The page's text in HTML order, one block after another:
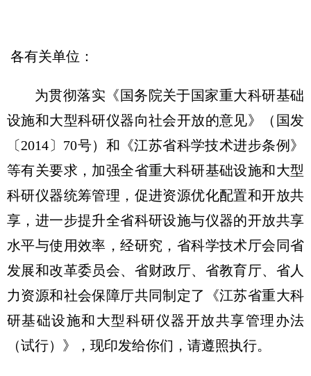
各有关单位：
为贯彻落实《国务院关于国家重大科研基础
设施和大型科研仪器向社会开放的意见》（国发
〔2014〕70号）和《江苏省科学技术进步条例》
等有关要求，加强全省重大科研基础设施和大型
科研仪器统筹管理，促进资源优化配置和开放共
享，进一步提升全省科研设施与仪器的开放共享
水平与使用效率，经研究，省科学技术厅会同省
发展和改革委员会、省财政厅、省教育厅、省人
力资源和社会保障厅共同制定了《江苏省重大科
研基础设施和大型科研仪器开放共享管理办法
（试行）》，现印发给你们，请遵照执行。